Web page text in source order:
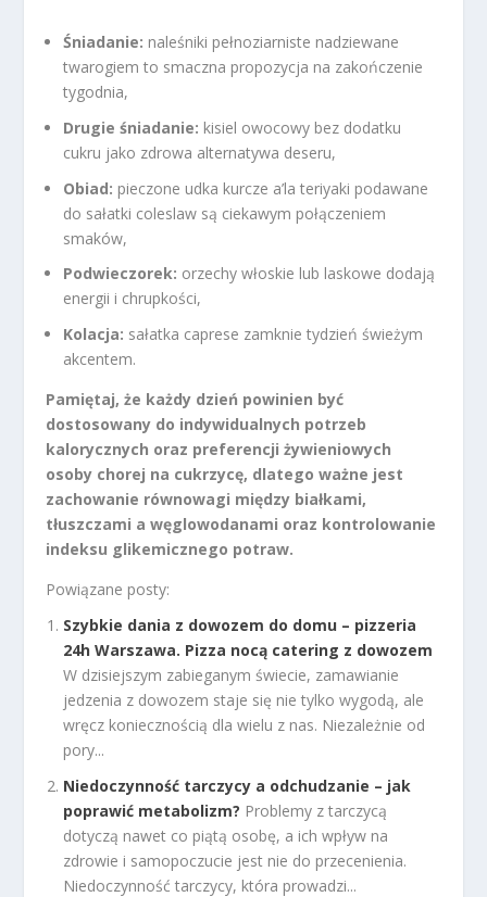
Śniadanie: naleśniki pełnoziarniste nadziewane
twarogiem to smaczna propozycja na zakończenie
tygodnia,
Drugie śniadanie: kisiel owocowy bez dodatku
cukru jako zdrowa alternatywa deseru,
Obiad: pieczone udka kurcze a’la teriyaki podawane
do sałatki coleslaw są ciekawym połączeniem
smaków,
Podwieczorek: orzechy włoskie lub laskowe dodają
energii i chrupkości,
Kolacja: sałatka caprese zamknie tydzień świeżym
akcentem.
Pamiętaj, że każdy dzień powinien być
dostosowany do indywidualnych potrzeb
kalorycznych oraz preferencji żywieniowych
osoby chorej na cukrzycę, dlatego ważne jest
zachowanie równowagi między białkami,
tłuszczami a węglowodanami oraz kontrolowanie
indeksu glikemicznego potraw.
Powiązane posty:
Szybkie dania z dowozem do domu – pizzeria
24h Warszawa. Pizza nocą catering z dowozem
W dzisiejszym zabieganym świecie, zamawianie
jedzenia z dowozem staje się nie tylko wygodą, ale
wręcz koniecznością dla wielu z nas. Niezależnie od
pory...
Niedoczynność tarczycy a odchudzanie – jak
poprawić metabolizm? Problemy z tarczycą
dotyczą nawet co piątą osobę, a ich wpływ na
zdrowie i samopoczucie jest nie do przecenienia.
Niedoczynność tarczycy, która prowadzi...